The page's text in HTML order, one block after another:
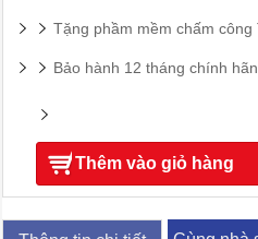
Tặng phầm mềm chấm công
Bảo hành 12 tháng chính
Thêm vào giỏ hàng